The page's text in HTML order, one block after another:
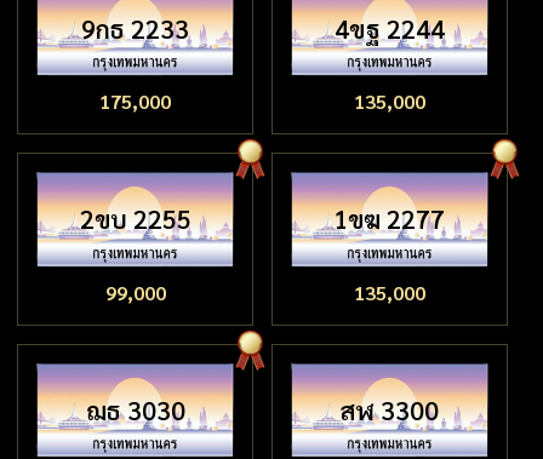
9กธ 2233
175,000
4ขฐ 2244
135,000
2ขบ 2255
99,000
1ขฆ 2277
135,000
ฌธ 3030 สฬ 3300